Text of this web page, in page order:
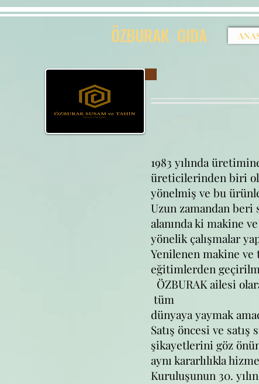
ÖZBURAK GIDA
1983 yılında
üreticilerinden biri
yönelmiş ve bu
Uzun zamandan
alanında ki makine
yönelik çalışmalar
Yenilenen makine ve
eğitimlerden
ÖZBURAK ailesi
tüm
dünyaya yaymak
Satış öncesi ve
şikayetlerini göz
aynı kararlılıkla
Kuruluşunun 30.